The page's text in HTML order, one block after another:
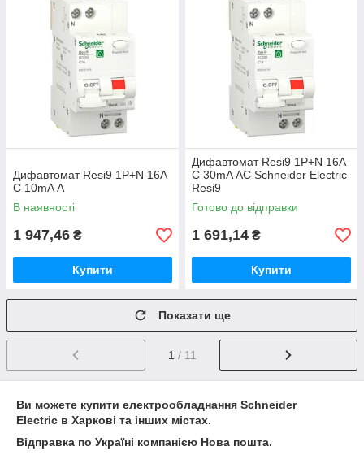
Дифавтомат Resi9 1P+N 16A
C 10mA А
В наявності
1 947,46 ₴
Купити
Дифавтомат Resi9 1P+N 16A
C 30mA АС Schneider Electric
Resi9
Готово до відправки
1 691,14 ₴
Купити
Показати ще
1 / 11
Ви можете купити електрообладнання Schneider
Electric в Харкові та інших містах.
Відправка по Україні компанією Нова пошта.